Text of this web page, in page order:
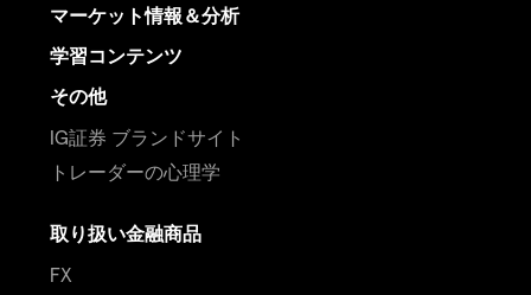
マーケット情報＆分析
学習コンテンツ
その他
IG証券 ブランドサイト
トレーダーの心理学
取り扱い金融商品
FX